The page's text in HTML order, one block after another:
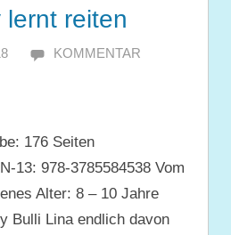
reiten
JULIA
KOMMENTAR
176 Seiten
13: 978-3785584538 Vom
Alter: 8 – 10 Jahre
Bulli Lina endlich davon